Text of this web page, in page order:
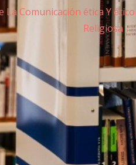
La Comunicación ética Y ético
Religiosa →